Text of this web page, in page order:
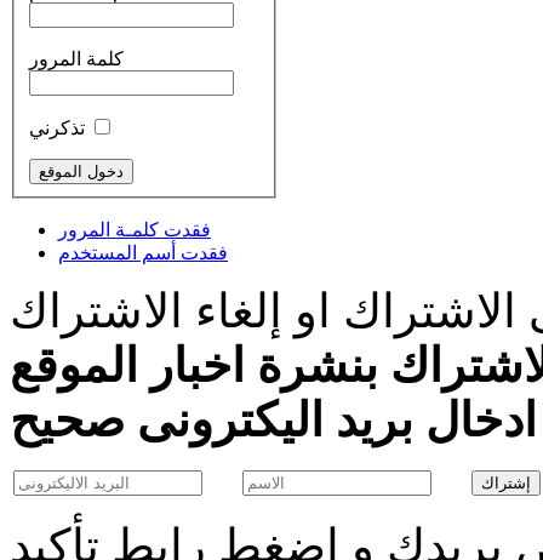
كلمة المرور
فقدت كلمـة المرور
فقدت أسم المستخدم
او إلغاء الاشتراك
بنشرة اخبار الموقع
و اضغط رابط تأكيد